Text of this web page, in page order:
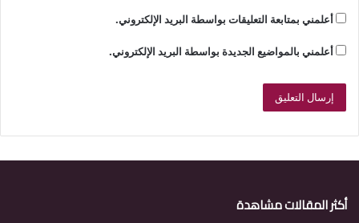
أعلمني بمتابعة التعليقات بواسطة البريد الإلكتروني.
أعلمني بالمواضيع الجديدة بواسطة البريد الإلكتروني.
أكثر المقالات مشاهدة